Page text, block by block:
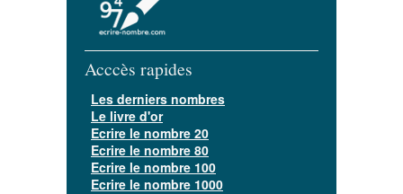
Acccès rapides
Les derniers nombres
Le livre d'or
Ecrire le nombre 20
Ecrire le nombre 80
Ecrire le nombre 100
Ecrire le nombre 1000